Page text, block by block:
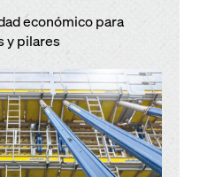
económico para
y pilares